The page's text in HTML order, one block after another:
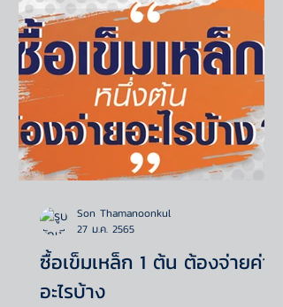
ซื้อเข็มเหล็ก 1 ต้น ต้องจ่ายค่า
อะไรบ้าง
Son Thamanoonkul
27 ม.ค. 2565